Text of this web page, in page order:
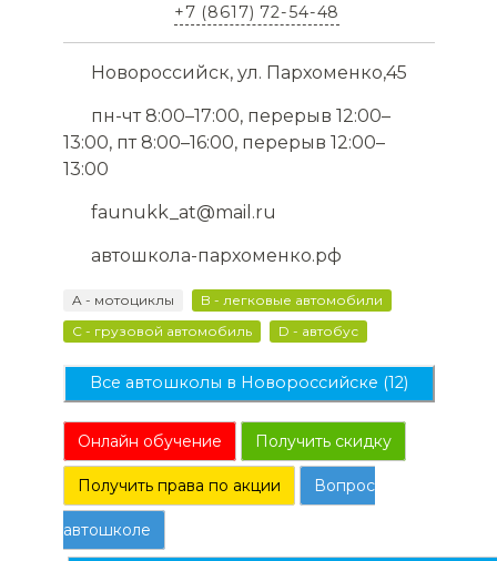
+7 (8617) 72-54-48
Новороссийск, ул. Пархоменко,45
пн-чт 8:00–17:00, перерыв 12:00–
13:00, пт 8:00–16:00, перерыв 12:00–
13:00
faunukk_at@mail.ru
автошкола-пархоменко.рф
A - мотоциклы
B - легковые автомобили
C - грузовой автомобиль
D - автобус
Все автошколы в Новороссийске (12)
Онлайн обучение Получить скидку
Получить права по акции Вопрос
автошколе